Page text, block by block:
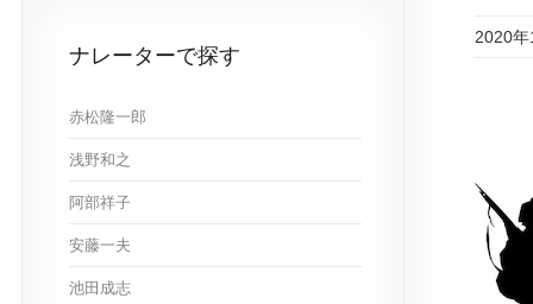
2020
ナレーターで探す
赤松隆一郎
浅野和之
阿部祥子
安藤一夫
池田成志